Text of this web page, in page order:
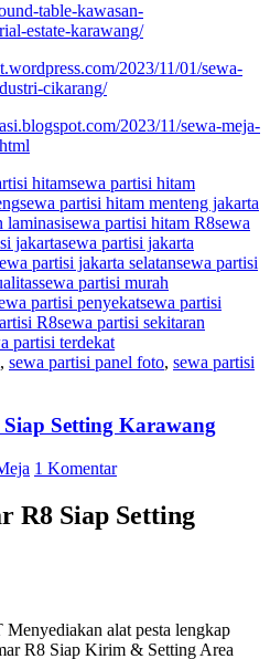
table-kawasan-
estate-karawang/
2023/11/01/sewa-
cikarang/
2023/11/sewa-meja-
hitamsewa partisi hitam
sewa partisi hitam menteng jakarta
laminasisewa partisi hitam R8sewa
jakartasewa partisi jakarta
partisi jakarta selatansewa partisi
sewa partisi murah
partisi penyekatsewa partisi
R8sewa partisi sekitaran
partisi terdekat
, sewa partisi panel foto, sewa partisi
Setting Karawang
1 Komentar
R8 Siap Setting
alat pesta lengkap
R8 Siap Kirim & Setting Area